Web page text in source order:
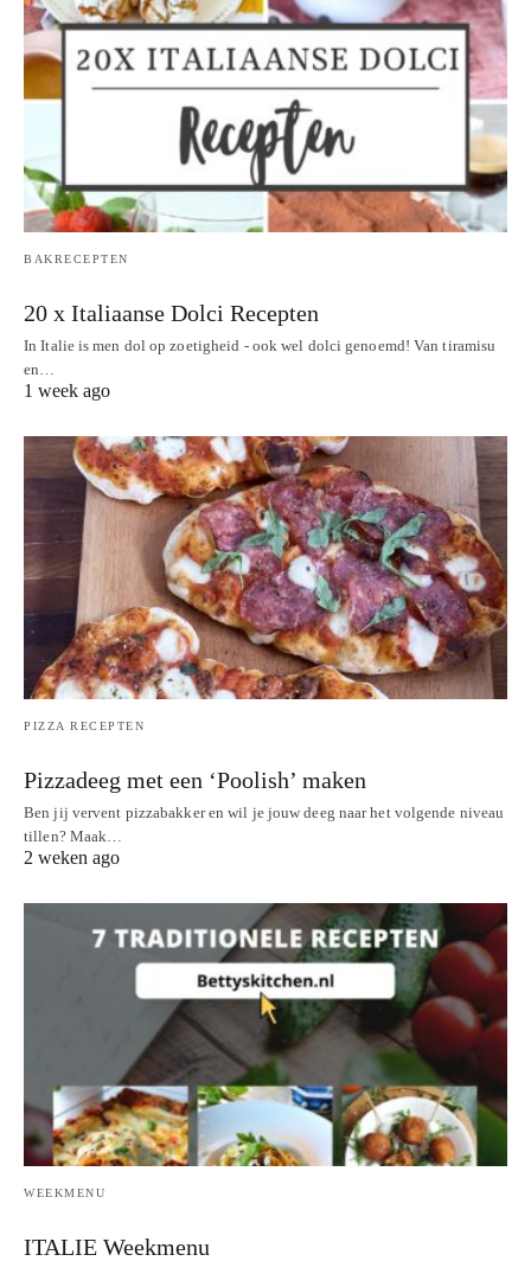
BAKRECEPTEN
20 x Italiaanse Dolci Recepten
In Italie is men dol op zoetigheid - ook wel dolci genoemd! Van tiramisu
en…
1 week ago
PIZZA RECEPTEN
Pizzadeeg met een ‘Poolish’ maken
Ben jij vervent pizzabakker en wil je jouw deeg naar het volgende niveau
tillen? Maak…
2 weken ago
WEEKMENU
ITALIE Weekmenu